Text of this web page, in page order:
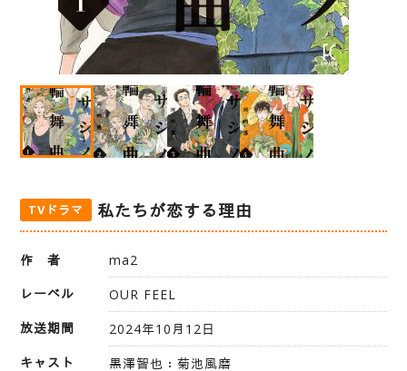
TVドラマ 私たちが恋する理由
作 者
ma2
レーベル
OUR FEEL
放送期間
2024年10月12日
キャスト
黒澤智也：菊池風磨